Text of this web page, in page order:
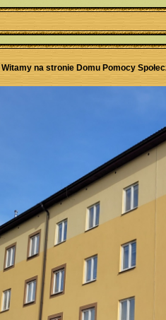
Witamy na stronie Domu Pomocy